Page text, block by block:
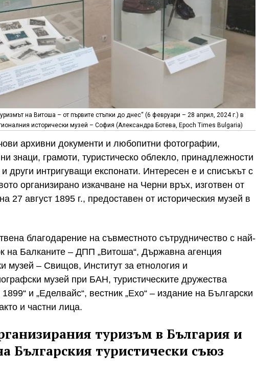
на Витоша – от първите стъпки до днес“ (6 февруари – 28 април, 2024 г.) в
исторически музей – София (Александра Ботева, Epoch Times Bulgaria)
архивни документи и любопитни фотографии,
знаци, грамоти, туристическо облекло, принадлежности
други интригуващи експонати. Интересен е и списъкът с
организирано изкачване на Черни връх, изготвен от
27 август 1895 г., предоставен от историческия музей в
благодарение на съвместното сътрудничество с най-
на Балканите – ДПП „Витоша“, Държавна агенция
музей – Свищов, Институт за етнология и
музей при БАН, туристическите дружества
и „Еделвайс“, вестник „Ехо“ – издание на Български
и частни лица.
туризъм в България и
Българския туристически съюз